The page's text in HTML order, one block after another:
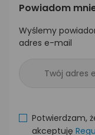
Powiadom
Wyślemy
adres e-mail
Potwierdzam,
akceptuję